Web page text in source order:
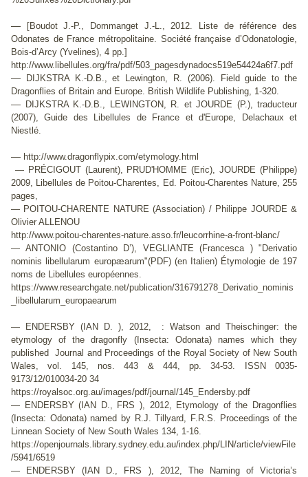
—
[Boudot J.-P., Dommanget J.-L., 2012. Liste de référence des
Odonates de France métropolitaine. Société française d’Odonatologie,
Bois-d’Arcy (Yvelines), 4 pp.]
http://www.libellules.org/fra/pdf/503_pagesdynadocs519e54424a6f7.pdf
—
DIJKSTRA K.-D.B., et Lewington, R. (2006). Field guide to the
Dragonflies of Britain and Europe. British Wildlife Publishing, 1-320.
— DIJKSTRA K.-D.B., LEWINGTON, R. et JOURDE (P.), traducteur
(2007), Guide des Libellules de France et d'Europe, Delachaux et
Niestlé.
— http://www.dragonflypix.com/etymology.html
— PRÉCIGOUT (Laurent), PRUD'HOMME (Eric), JOURDE (Philippe)
2009, Libellules de Poitou-Charentes, Ed. Poitou-Charentes Nature, 255
pages,
— POITOU-CHARENTE NATURE (Association) / Philippe JOURDE &
Olivier ALLENOU
http://www.poitou-charentes-nature.asso.fr/leucorrhine-a-front-blanc/
— ANTONIO (Costantino D’), VEGLIANTE (Francesca ) "Derivatio
nominis libellularum europæarum"(PDF) (en Italien) Étymologie de 197
noms de Libellules européennes.
https://www.researchgate.net/publication/316791278_Derivatio_nominis
_libellularum_europaearum
— ENDERSBY (IAN D. ), 2012, : Watson and Theischinger: the
etymology of the dragonfly (Insecta: Odonata) names which they
published Journal and Proceedings of the Royal Society of New South
Wales, vol. 145, nos. 443 & 444, pp. 34-53. ISSN 0035-
9173/12/010034-20 34
https://royalsoc.org.au/images/pdf/journal/145_Endersby.pdf
— ENDERSBY (IAN D., FRS ), 2012, Etymology of the Dragonflies
(Insecta: Odonata) named by R.J. Tillyard, F.R.S. Proceedings of the
Linnean Society of New South Wales 134, 1-16.
https://openjournals.library.sydney.edu.au/index.php/LIN/article/viewFile
/5941/6519
— ENDERSBY (IAN D., FRS ), 2012, The Naming of Victoria’s